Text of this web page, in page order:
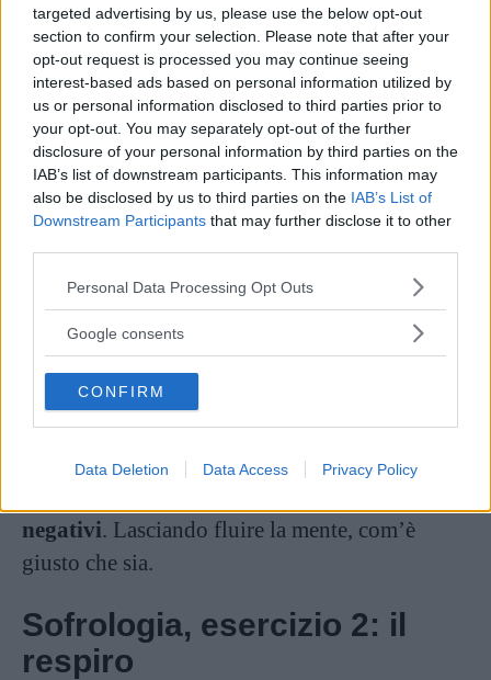
targeted advertising by us, please use the below opt-out
section to confirm your selection. Please note that after your
opt-out request is processed you may continue seeing
interest-based ads based on personal information utilized by
us or personal information disclosed to third parties prior to
your opt-out. You may separately opt-out of the further
disclosure of your personal information by third parties on the
IAB’s list of downstream participants. This information may
also be disclosed by us to third parties on the IAB’s List of
Downstream Participants that may further disclose it to other
Please note that this website/app uses one or more Google
not limited to your visit or usage behaviour. You may click to
use your data for below specified purposes in below Google
consent section.
Personal Data Processing Opt Outs
Google consents
CONFIRM
Data Deletion Data Access Privacy Policy
Fonte: Pixabay
Ci si sistema su una sedia, come spiegano gli
esercizi illustrati su Vivere Serenamente, si
percezione dell’io nello spazio fisico
intorno a
noi. In altre parole, si devono sentire le proprie
mani appoggiate sulle gambe, i piedi sul
pavimento e si respira lentamente. Accanto alla
consapevolezza del corpo, questo esercizio
dovrebbe anche aiutare alla consapevolezza del
negativi. Lasciando fluire la mente, com’è
giusto che sia.
Sofrologia, esercizio 2: il
respiro